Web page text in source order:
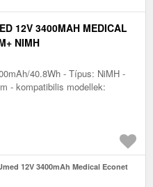
12V 3400MAH MEDICAL
NIMH
40.8Wh - Típus: NiMH -
- kompatibilis modellek:
12V 3400mAh Medical Econet